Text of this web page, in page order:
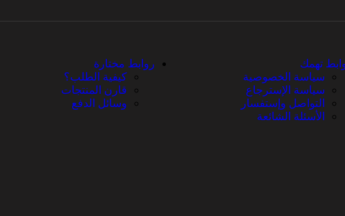
تهمك
سياسة الخصوصية
سياسة الإسترجاع
التواصل وإستفسار
الأسئلة الشائعة
روابط مختارة
كيفية الطلب؟
قارن المنتجات
وسائل الدفع